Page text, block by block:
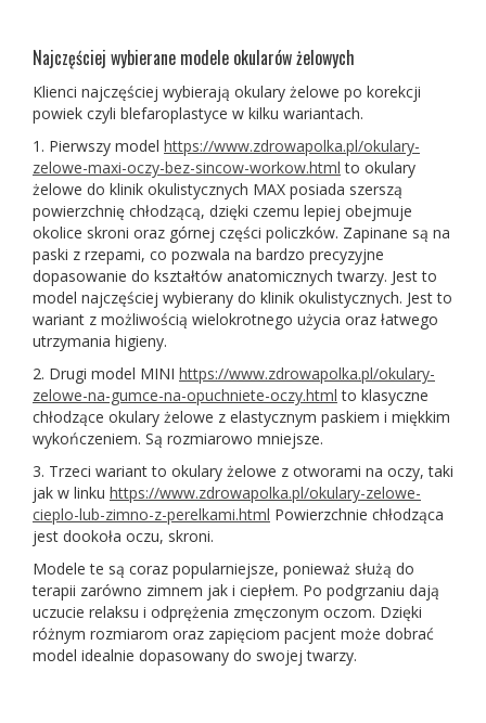
Najczęściej wybierane modele okularów żelowych
Klienci najczęściej wybierają okulary żelowe po korekcji
powiek czyli blefaroplastyce w kilku wariantach.
1. Pierwszy model https://www.zdrowapolka.pl/okulary-
zelowe-maxi-oczy-bez-sincow-workow.html to okulary
żelowe do klinik okulistycznych MAX posiada szerszą
powierzchnię chłodzącą, dzięki czemu lepiej obejmuje
okolice skroni oraz górnej części policzków. Zapinane są na
paski z rzepami, co pozwala na bardzo precyzyjne
dopasowanie do kształtów anatomicznych twarzy. Jest to
model najczęściej wybierany do klinik okulistycznych. Jest to
wariant z możliwością wielokrotnego użycia oraz łatwego
utrzymania higieny.
2. Drugi model MINI https://www.zdrowapolka.pl/okulary-
zelowe-na-gumce-na-opuchniete-oczy.html to klasyczne
chłodzące okulary żelowe z elastycznym paskiem i miękkim
wykończeniem. Są rozmiarowo mniejsze.
3. Trzeci wariant to okulary żelowe z otworami na oczy, taki
jak w linku https://www.zdrowapolka.pl/okulary-zelowe-
cieplo-lub-zimno-z-perelkami.html Powierzchnie chłodząca
jest dookoła oczu, skroni.
Modele te są coraz popularniejsze, ponieważ służą do
terapii zarówno zimnem jak i ciepłem. Po podgrzaniu dają
uczucie relaksu i odprężenia zmęczonym oczom. Dzięki
różnym rozmiarom oraz zapięciom pacjent może dobrać
model idealnie dopasowany do swojej twarzy.